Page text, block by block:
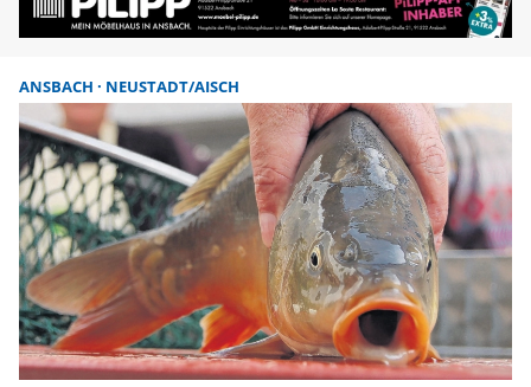
ANSBACH NEUSTADT/AISCH